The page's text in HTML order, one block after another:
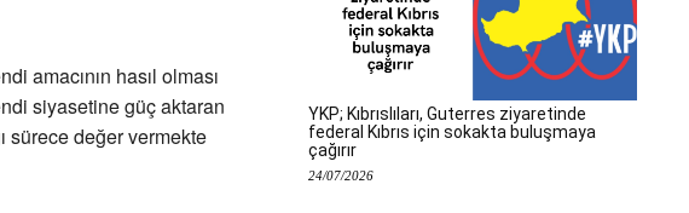
amacının hasıl olması
siyasetine güç aktaran
sürece değer vermekte
YKP; Kıbrıslıları, Guterres ziyaretinde
federal Kıbrıs için sokakta buluşmaya
çağırır
24/07/2026